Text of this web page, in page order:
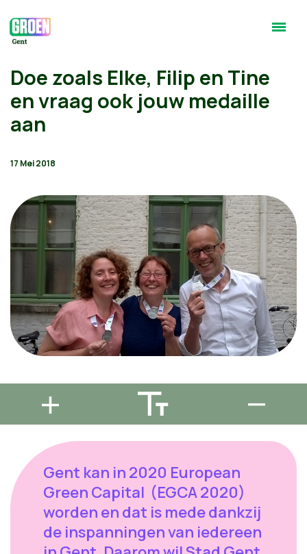
Doe zoals Elke, Filip en Tine
en vraag ook jouw medaille
aan
17 Mei 2018
Gent kan in 2020 European
Green Capital (EGCA 2020)
worden en dat is mede dankzij
de inspanningen van iedereen